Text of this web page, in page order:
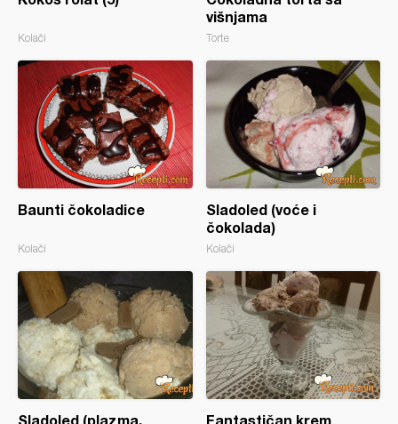
Kolači
višnjama
Torte
Baunti čokoladice
Kolači
Sladoled (voće i
čokolada)
Kolači
Sladoled (plazma,
Fantastičan krem